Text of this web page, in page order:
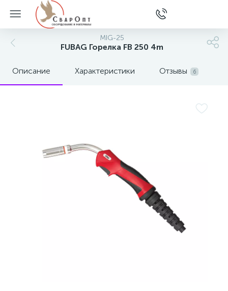
MIG-25
FUBAG Горелка FB 250 4m
Описание Характеристики Отзывы 6